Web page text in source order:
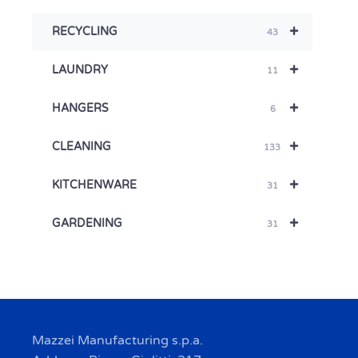
+
RECYCLING 43
+
LAUNDRY 11
+
HANGERS 6
+
CLEANING 133
+
KITCHENWARE 31
+
GARDENING 31
Mazzei Manufacturing s.p.a.